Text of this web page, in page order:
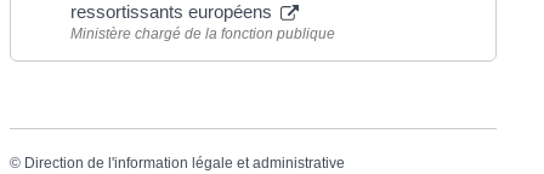
ressortissants européens
Ministère chargé de la fonction publique
© Direction de l'information légale et administrative